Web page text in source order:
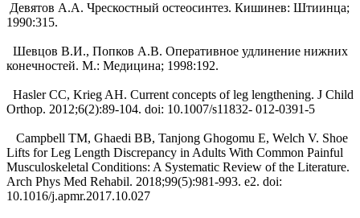
Девятов А.А. Чрескостный остеосинтез. Кишинев: Штиинца;
1990:315.
Шевцов В.И., Попков А.В. Оперативное удлинение нижних
конечностей. М.: Медицина; 1998:192.
Hasler CC, Krieg AH. Current concepts of leg lengthening. J Child
Orthop. 2012;6(2):89-104. doi: 10.1007/s11832- 012-0391-5
Campbell TM, Ghaedi BB, Tanjong Ghogomu E, Welch V. Shoe
Lifts for Leg Length Discrepancy in Adults With Common Painful
Musculoskeletal Conditions: A Systematic Review of the Literature.
Arch Phys Med Rehabil. 2018;99(5):981-993. e2. doi:
10.1016/j.apmr.2017.10.027